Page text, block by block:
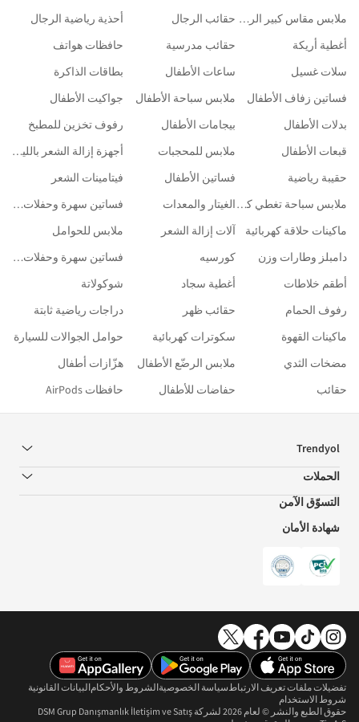
ملابس مقاس كبير الرجال حقائب الرجال
أحذية رياضية الرجال
أغطية أريكة
حقائب مدرسية
حافظات هواتف
سلات غسيل
ساعات الأطفال
بطاقات الذاكرة
فساتين زفاف الأطفال
ملابس سباحة الأطفال
جواكيت الأطفال
بدلات الأطفال
بيجامات الأطفال
رفوف تخزين للمطبخ
قبعات الأطفال
ملابس للمحجبات
أجهزة إزالة الشعر بالليزر IPL
حقيبة رياضية
فساتين الأطفال
فيتامينات الشعر
ملابس سباحة تغطي كامل الجسمالغيتار والمعدات
فساتين سهرة وحفلات تخرج
ماكينات حلاقة كهربائية
آلات إزالة الشعر
ملابس للحوامل
دامبلز وطارات وزن
كورسيه
فساتين سهرة وحفلات تخرج الأطفال
أطقم خلاطات
أغطية سجاد
شوكولاتة
رفوف الحمام
حقائب ظهر
دراجات رياضية ثابتة
ماكينات القهوة
سكوترات كهربائية
حوامل الجوالات للسيارة
مضخات الثدي
ملابس الرضّع الأطفال
هزّازات أطفال
حقائب
حفاضات للأطفال حافظات AirPods
Trendyol
الحملات
التسوّق الآمن
شهادة الأمان
حقوق الطبع والنشر © لعام 2026 لشركة DSM Grup Danışmanlık İletişim ve Satış
تفضيلات ملفات تعريف الارتباط سياسة الخصوصيةالشروط والأحكامالبيانات القانونية
شروط الاستخدام